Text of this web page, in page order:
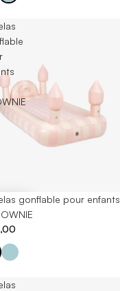
gonflable pour enfants